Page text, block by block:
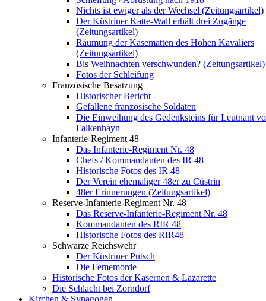
Nichts ist ewiger als der Wechsel (Zeitungsartikel)
Der Küstriner Katte-Wall erhält drei Zugänge
(Zeitungsartikel)
Räumung der Kasematten des Hohen Kavaliers
(Zeitungsartikel)
Bis Weihnachten verschwunden? (Zeitungsartikel)
Fotos der Schleifung
Französische Besatzung
Historischer Bericht
Gefallene französische Soldaten
Die Einweihung des Gedenksteins für Leutnant
Falkenhayn
Infanterie-Regiment 48
Das Infanterie-Regiment Nr. 48
Chefs / Kommandanten des IR 48
Historische Fotos des IR 48
Der Verein ehemaliger 48er zu Cüstrin
48er Erinnerungen (Zeitungsartikel)
Reserve-Infanterie-Regiment Nr. 48
Das Reserve-Infanterie-Regiment Nr. 48
Kommandanten des RIR 48
Historische Fotos des RIR48
Schwarze Reichswehr
Der Küstriner Putsch
Die Fememorde
Historische Fotos der Kasernen & Lazarette
Die Schlacht bei Zorndorf
Kirchen & Synagogen